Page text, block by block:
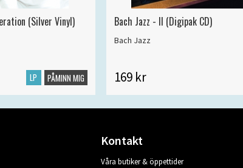
(Silver Vinyl)
LP PÅMINN MIG
Bach Jazz - II (Digipak CD)
Bach Jazz
169 kr
Kontakt
Våra butiker & öppettider